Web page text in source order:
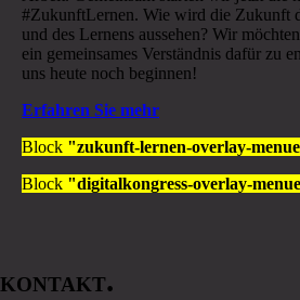
#ZukunftLernen. Wie wird die Zukunft
und des Lernens aussehen? Wir
ein gemeinsames Verständnis dafür zu
uns heute noch beginnen!
Erfahren Sie mehr
Block "zukunft-lernen-overlay-
Block "digitalkongress-overlay-
KONTAKT.